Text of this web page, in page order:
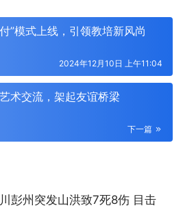
”模式上线，引领教培新风尚
2024年12月10日 上午11:04
术交流，架起友谊桥梁
下一篇
彭州突发山洪致7死8伤 目击